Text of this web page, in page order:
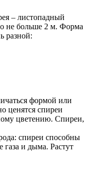
– листопадный
не больше 2 м. Форма
разной:
формой или
ценятся спиреи
цветению. Спиреи,
спиреи способны
газа и дыма. Растут